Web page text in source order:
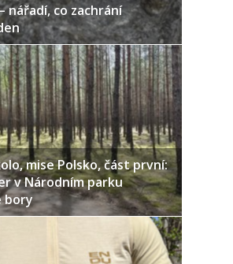
nářadí, co zachrání
mise Polsko, část první:
v Národním parku
bory